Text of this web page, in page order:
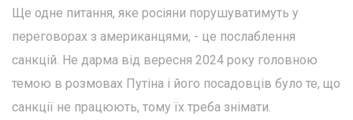
Ще одне питання, яке росіяни порушуватимуть у
переговорах з американцями, - це послаблення
санкцій. Не дарма від вересня 2024 року головною
темою в розмовах Путіна і його посадовців було те, що
санкції не працюють, тому їх треба знімати.